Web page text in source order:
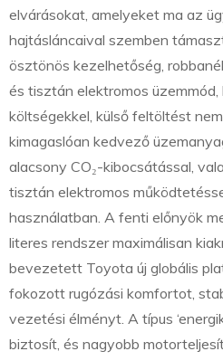
elvárásokat, amelyeket ma az
hajtásláncaival szemben
ösztönös kezelhetőség,
és tisztán elektromos
költségekkel, külső feltöltést
kimagaslóan kedvező
alacsony CO₂-kibocsátással,
tisztán elektromos
használatban. A fenti előnyök
literes rendszer maximálisan
bevezetett Toyota új globális
fokozott rugózási komfortot,
vezetési élményt. A típus
biztosít, és nagyobb